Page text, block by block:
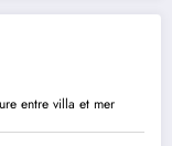
entre villa et mer